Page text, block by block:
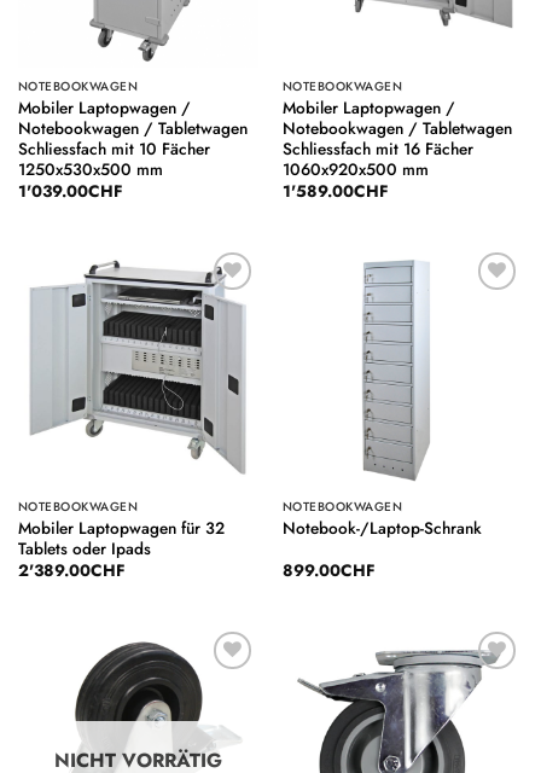
NOTEBOOKWAGEN
Mobiler Laptopwagen /
Notebookwagen / Tabletwagen
Schliessfach mit 10 Fächer
1250x530x500 mm
1'039.00CHF
NOTEBOOKWAGEN
Mobiler Laptopwagen /
Notebookwagen / Tabletwagen
Schliessfach mit 16 Fächer
1060x920x500 mm
1'589.00CHF
Auf die
Wunschliste
NOTEBOOKWAGEN
Mobiler Laptopwagen für 32
Tablets oder Ipads
2'389.00CHF
NOTEBOOKWAGEN
Notebook-/Laptop-Schrank
899.00CHF
Auf die
Wunschliste
NICHT VORRÄTIG
Auf die
Wunschliste